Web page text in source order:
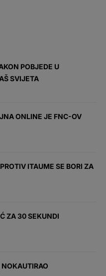
POBJEDE U
SVIJETA
ONLINE JE FNC-OV
ITAUME SE BORI ZA
ZA 30 SEKUNDI